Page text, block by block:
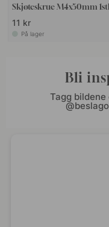
Skjøteskrue M4x50mm
11 kr
På lager
Bli
Tagg bildene